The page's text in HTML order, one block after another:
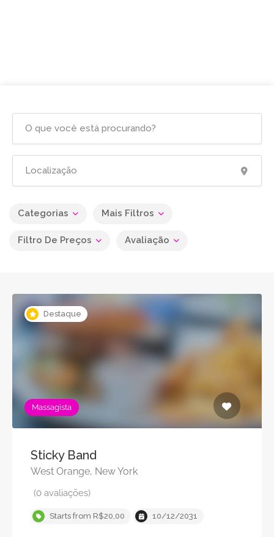
Categorias Mais Filtros
Filtro De Preços Avaliação
Destaque
Massagista
Sticky Band
West Orange, New York
(0 avaliações)
Starts from R$20,00 10/12/2031